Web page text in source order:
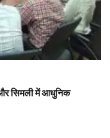
और सिमली में आधुनिक